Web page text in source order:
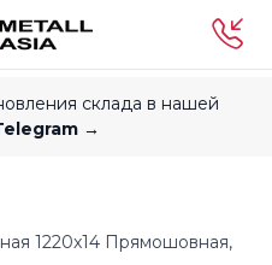
склада в нашей
→
1220x14 Прямошовная,